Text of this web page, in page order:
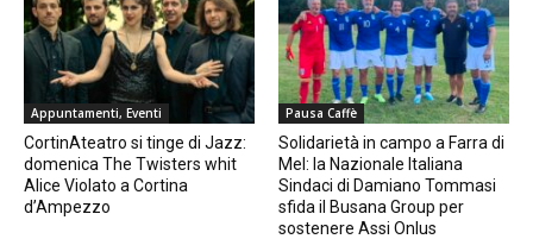
Appuntamenti, Eventi
CortinAteatro si tinge di Jazz:
domenica The Twisters whit
Alice Violato a Cortina
d’Ampezzo
Pausa Caffè
Solidarietà in campo a Farra di
Mel: la Nazionale Italiana
Sindaci di Damiano Tommasi
sfida il Busana Group per
sostenere Assi Onlus